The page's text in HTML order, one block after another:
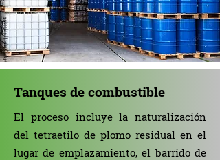
Tanques de combustible
El proceso incluye la naturalización
del tetraetilo de plomo residual en el
lugar de emplazamiento, el barrido de